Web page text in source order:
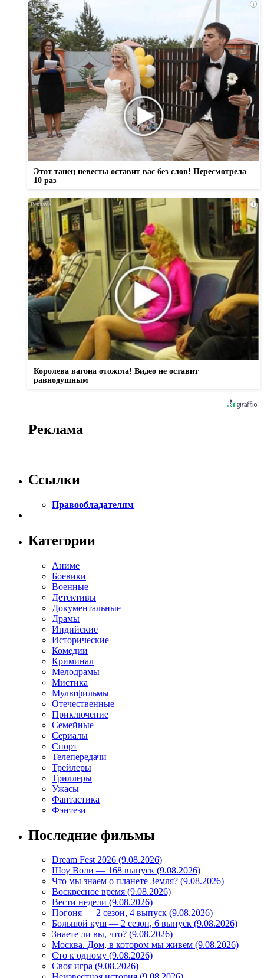
i
Этот танец невесты оставит вас без слов! Пересмотрела
10 раз
i
Королева вагона отожгла! Видео не оставит
равнодушным
Реклама
Ссылки
Правообладателям
Категории
Аниме
Боевики
Военные
Детективы
Документальные
Драмы
Индийские
Исторические
Комедии
Криминал
Мелодрамы
Мистика
Мультфильмы
Отечественные
Приключение
Семейные
Сериалы
Спорт
Телепередачи
Трейлеры
Триллеры
Ужасы
Фантастика
Фэнтези
Последние фильмы
Dream Fest 2026 (9.08.2026)
Шоу Воли — 168 выпуск (9.08.2026)
Что мы знаем о планете Земля? (9.08.2026)
Воскресное время (9.08.2026)
Вести недели (9.08.2026)
Погоня — 2 сезон, 4 выпуск (9.08.2026)
Большой куш — 2 сезон, 6 выпуск (9.08.2026)
Знаете ли вы, что? (9.08.2026)
Mосква. Дом, в котором мы живем (9.08.2026)
Сто к одному (9.08.2026)
Своя игра (9.08.2026)